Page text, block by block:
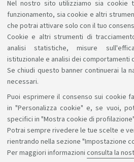
Nel nostro sito utilizziamo sia cookie
funzionamento, sia cookie e altri
che potrai attivare solo con il tuo
Cookie e altri strumenti di
analisi statistiche, misure
istituzionale e analisi dei comportamenti
Se chiudi questo banner continuerai la
necessari.
Puoi esprimere il consenso sui cookie
in "Personalizza cookie" e, se vuoi,
specifici in "Mostra cookie di
Potrai sempre rivedere le tue scelte e
rientrando nella sezione "Impostazione
Per maggiori informazioni consulta la
necessarie. Verranno
alternative e ti saranno
compatibili con quanto il
Sosteniamo il diritto
Seguici su: